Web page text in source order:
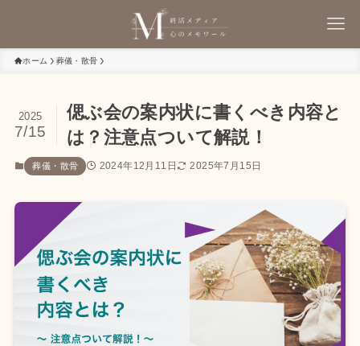
ホーム 葬儀・散骨
偲ぶ会の案内状に書くべき内容と
は？注意点ついて解説！
2025
7/15
葬儀・散骨 2024年12月11日 2025年7月15日